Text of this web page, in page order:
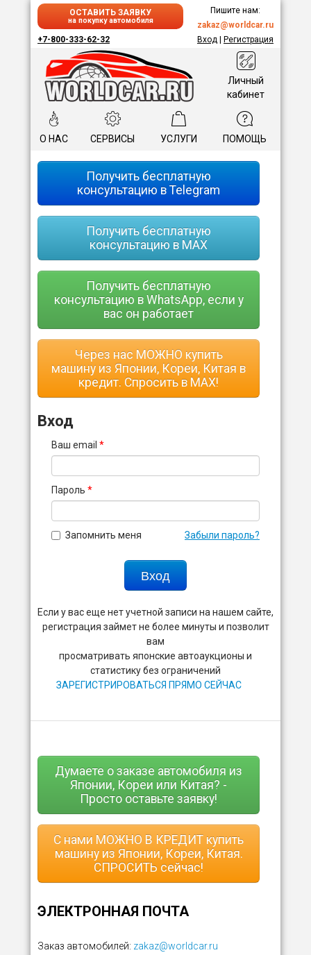
ОСТАВИТЬ ЗАЯВКУ
на покупку автомобиля
Пишите нам:
zakaz@worldcar.ru
+7-800-333-62-32
Вход Регистрация
Личный
кабинет
О НАС СЕРВИСЫ УСЛУГИ ПОМОЩЬ
Получить бесплатную
консультацию в Telegram
Получить бесплатную
консультацию в MAX
Получить бесплатную
консультацию в WhatsApp, если у
вас он работает
Через нас МОЖНО купить
машину из Японии, Кореи, Китая в
кредит. Спросить в MAX!
Вход
Ваш email *
Пароль *
Забыли пароль?
Запомнить меня
Вход
Если у вас еще нет учетной записи на нашем сайте,
регистрация займет не более минуты и позволит
вам
просматривать японские автоаукционы и
статистику без ограничений
ЗАРЕГИСТРИРОВАТЬСЯ ПРЯМО СЕЙЧАС
Думаете о заказе автомобиля из
Японии, Кореи или Китая? -
Просто оставьте заявку!
С нами МОЖНО В КРЕДИТ купить
машину из Японии, Кореи, Китая.
СПРОСИТЬ сейчас!
ЭЛЕКТРОННАЯ ПОЧТА
Заказ автомобилей: zakaz@worldcar.ru